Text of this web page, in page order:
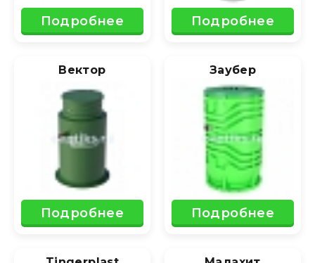
Подробнее Подробнее
Вектор
Подробнее
Заубер
Подробнее